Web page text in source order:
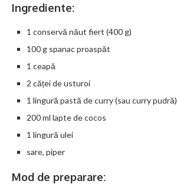
Ingrediente:
1 conservă năut fiert (400 g)
100 g spanac proaspăt
1 ceapă
2 căței de usturoi
1 lingură pastă de curry (sau curry pudră)
200 ml lapte de cocos
1 lingură ulei
sare, piper
Mod de preparare: